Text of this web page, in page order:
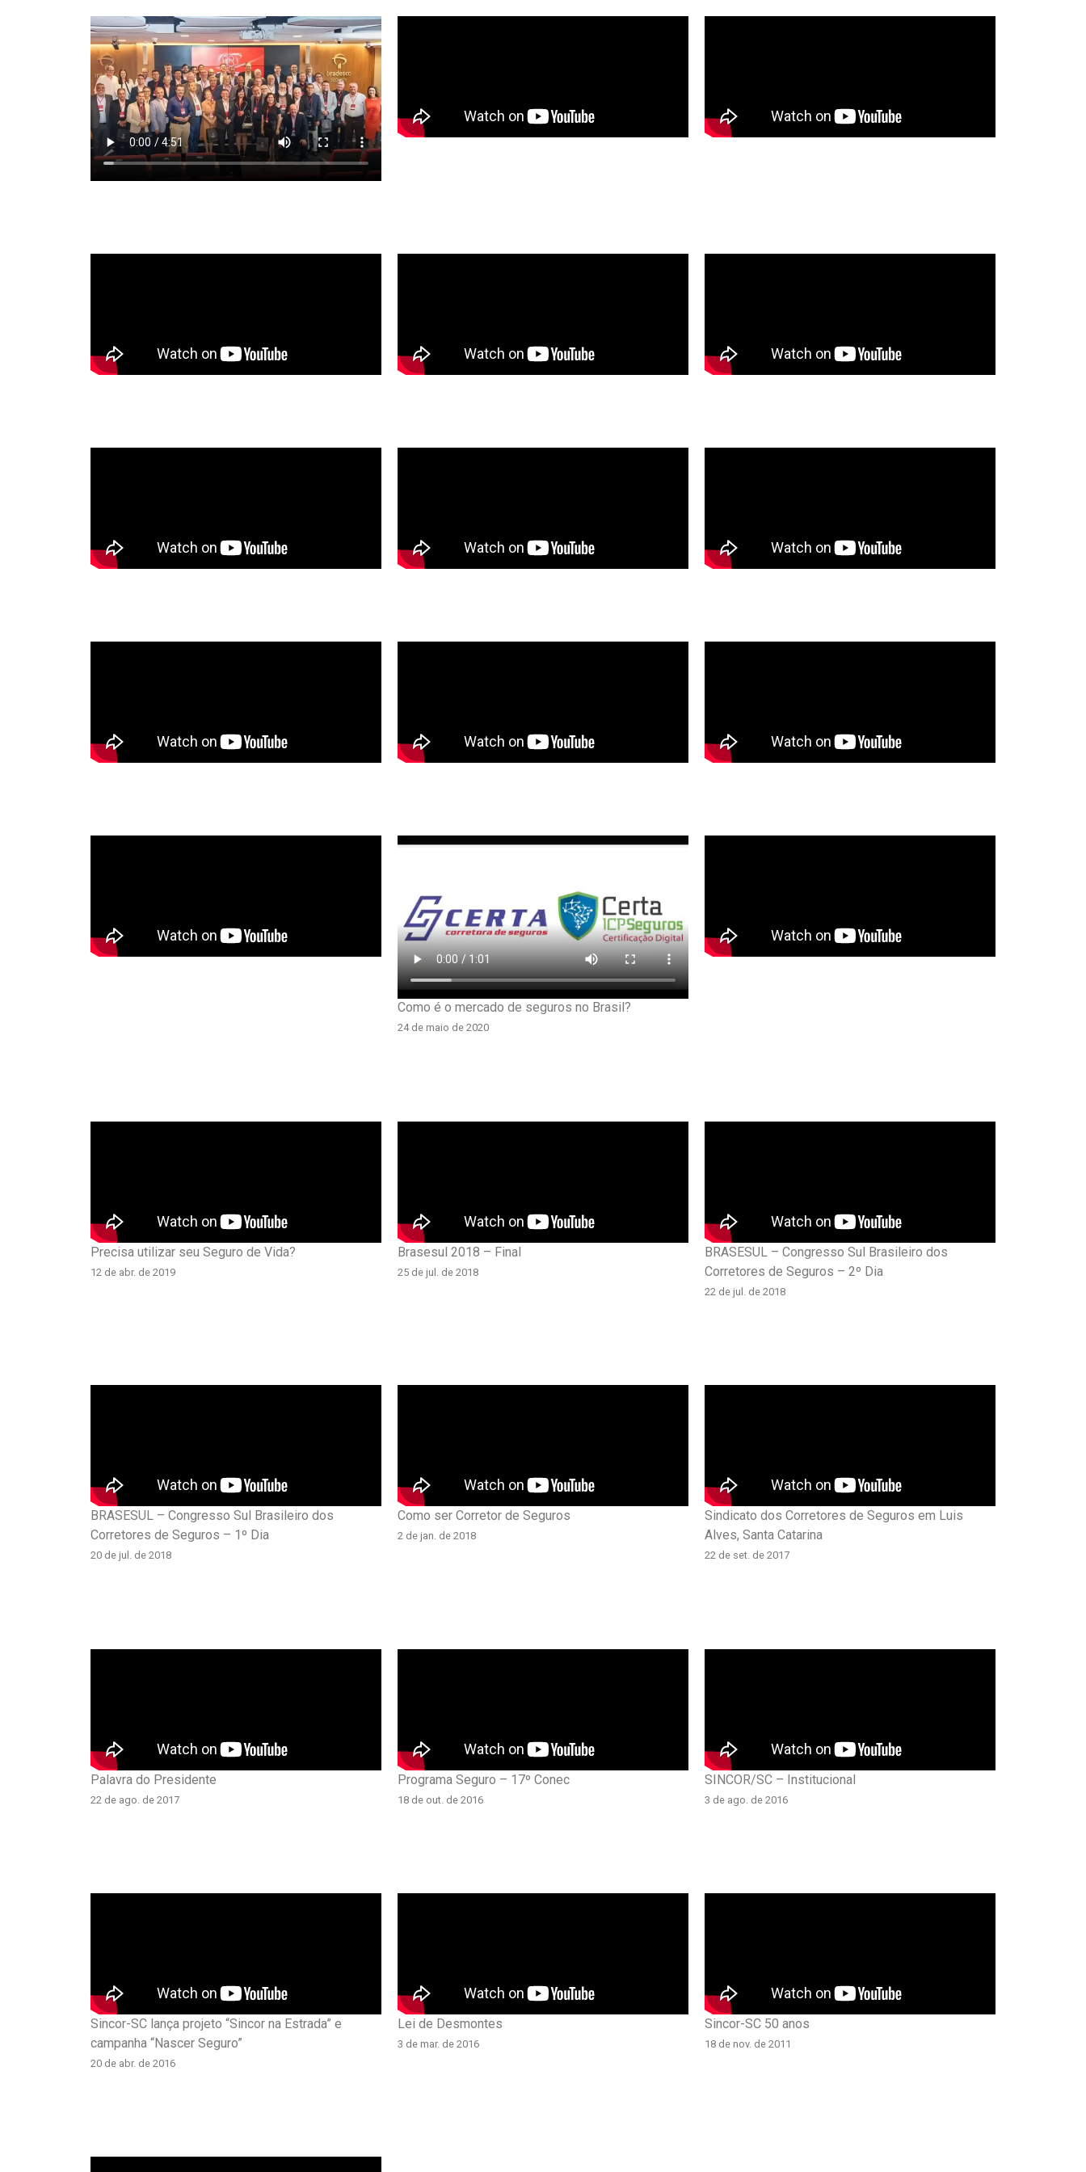
Como é o mercado de seguros no Brasil?
24 de maio de 2020
Precisa utilizar seu Seguro de Vida?
12 de abr. de 2019
Brasesul 2018 – Final
25 de jul. de 2018
BRASESUL – Congresso Sul Brasileiro dos
Corretores de Seguros – 2º Dia
22 de jul. de 2018
BRASESUL – Congresso Sul Brasileiro dos
Corretores de Seguros – 1º Dia
20 de jul. de 2018
Como ser Corretor de Seguros
2 de jan. de 2018
Sindicato dos Corretores de Seguros em Luis
Alves, Santa Catarina
22 de set. de 2017
Palavra do Presidente
22 de ago. de 2017
Programa Seguro – 17º Conec
18 de out. de 2016
SINCOR/SC – Institucional
3 de ago. de 2016
Sincor-SC lança projeto “Sincor na Estrada” e
campanha “Nascer Seguro”
20 de abr. de 2016
Lei de Desmontes
3 de mar. de 2016
Sincor-SC 50 anos
18 de nov. de 2011